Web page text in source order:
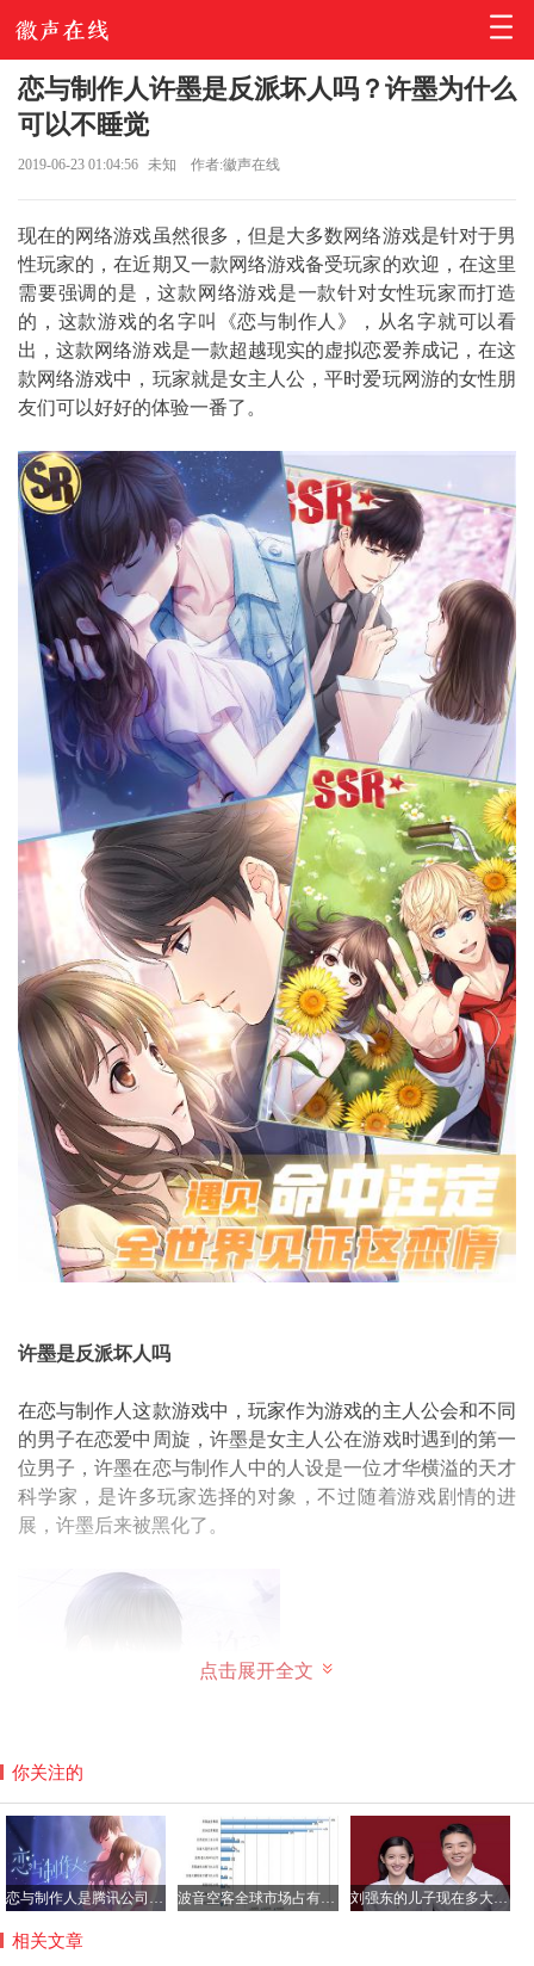
恋与制作人许墨是反派坏人吗？许墨为什么
可以不睡觉
2019-06-23 01:04:56 未知 作者:徽声在线
现在的网络游戏虽然很多，但是大多数网络游戏是针对于男
性玩家的，在近期又一款网络游戏备受玩家的欢迎，在这里
需要强调的是，这款网络游戏是一款针对女性玩家而打造
的，这款游戏的名字叫《恋与制作人》，从名字就可以看
出，这款网络游戏是一款超越现实的虚拟恋爱养成记，在这
款网络游戏中，玩家就是女主人公，平时爱玩网游的女性朋
友们可以好好的体验一番了。
许墨是反派坏人吗
在恋与制作人这款游戏中，玩家作为游戏的主人公会和不同
的男子在恋爱中周旋，许墨是女主人公在游戏时遇到的第一
位男子，许墨在恋与制作人中的人设是一位才华横溢的天才
科学家，是许多玩家选择的对象，不过随着游戏剧情的进
展，许墨后来被黑化了。
点击展开全文
你关注的
恋与制作人是腾讯公司的游戏吗？恋与制作人加不了好友咋回事 波音空客全球市场占有率各多少，空客和波音的乘坐感受哪个好？ 刘强东的儿子现在多大了？刘强东儿子的妈妈是龚晓京吗
相关文章